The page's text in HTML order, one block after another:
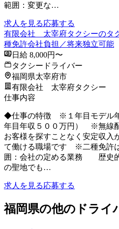
範囲：変更な…
求人を見る応募する
有限会社 太宰府タクシーのタ
種免許会社負担／将来独立可能
日給 8,000円〜
タクシードライバー
福岡県太宰府市
有限会社 太宰府タクシー
仕事内容
◆仕事の特徴 ※１年目モデル年
年目年収５００万円） ※無線
お客様を探すことなく安定収
て働ける職場です ※二種免許
囲：会社の定める業務 歴史
の聖地でも…
求人を見る応募する
福岡県の他のドライ